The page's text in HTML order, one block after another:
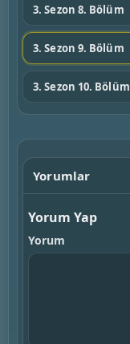
3. Sezon 8. Bölüm
3. Sezon 9. Bölüm
3. Sezon 10. Bölüm
Yorumlar
Yorum Yap
Yorum